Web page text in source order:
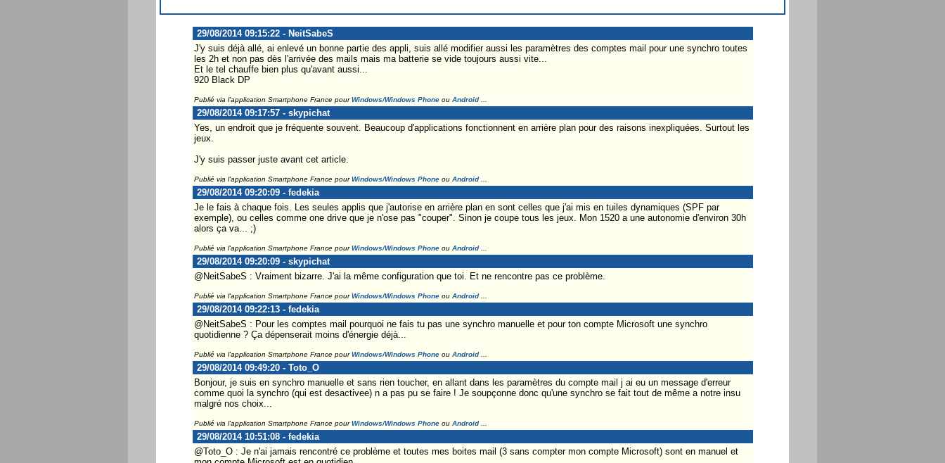
29/08/2014 09:15:22 - NeitSabeS
J'y suis déjà allé, ai enlevé un bonne partie des appli, suis allé modifier aussi les paramètres des comptes mail pour une synchro toutes
les 2h et non pas dès l'arrivée des mails mais ma batterie se vide toujours aussi vite...
Et le tel chauffe bien plus qu'avant aussi...
920 Black DP
Publié via l'application Smartphone France pourWindows/Windows Phoneou Android...
29/08/2014 09:17:57 - skypichat
Yes, un endroit que je fréquente souvent. Beaucoup d'applications fonctionnent en arrière plan pour des raisons inexpliquées. Surtout les
jeux.
J'y suis passer juste avant cet article.
Publié via l'application Smartphone France pourWindows/Windows Phoneou Android...
29/08/2014 09:20:09 - fedekia
Je le fais à chaque fois. Les seules applis que j'autorise en arrière plan en sont celles que j'ai mis en tuiles dynamiques (SPF par
exemple), ou celles comme one drive que je n'ose pas "couper". Sinon je coupe tous les jeux. Mon 1520 a une autonomie d'environ 30h
alors ça va... ;)
Publié via l'application Smartphone France pourWindows/Windows Phoneou Android...
29/08/2014 09:20:09 - skypichat
@NeitSabeS : Vraiment bizarre. J'ai la même configuration que toi. Et ne rencontre pas ce problème.
Publié via l'application Smartphone France pourWindows/Windows Phoneou Android...
29/08/2014 09:22:13 - fedekia
@NeitSabeS : Pour les comptes mail pourquoi ne fais tu pas une synchro manuelle et pour ton compte Microsoft une synchro
quotidienne ? Ça dépenserait moins d'énergie déjà...
Publié via l'application Smartphone France pourWindows/Windows Phoneou Android...
29/08/2014 09:49:20 - Toto_O
Bonjour, je suis en synchro manuelle et sans rien toucher, en allant dans les paramètres du compte mail j ai eu un message d'erreur
comme quoi la synchro (qui est desactivee) n a pas pu se faire ! Je soupçonne donc qu'une synchro se fait tout de même a notre insu
malgré nos choix...
Publié via l'application Smartphone France pourWindows/Windows Phoneou Android...
29/08/2014 10:51:08 - fedekia
@Toto_O : Je n'ai jamais rencontré ce problème et toutes mes boites mail (3 sans compter mon compte Microsoft) sont en manuel et